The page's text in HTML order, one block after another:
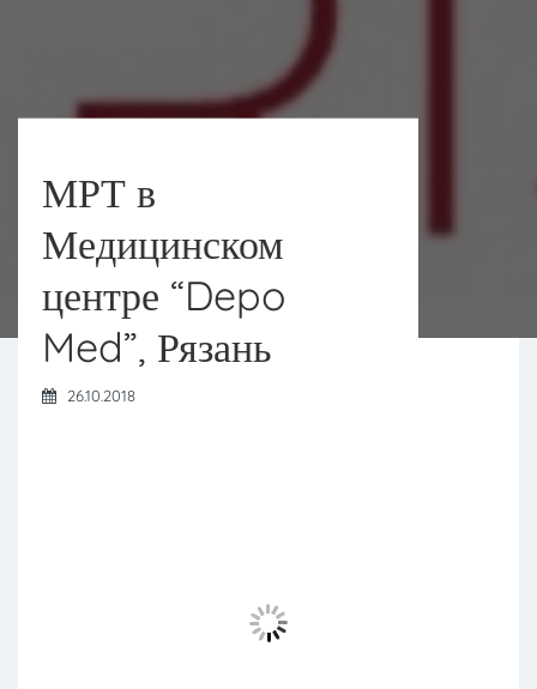
МРТ в
Медицинском
центре “Depo
Med”, Рязань
26.10.2018